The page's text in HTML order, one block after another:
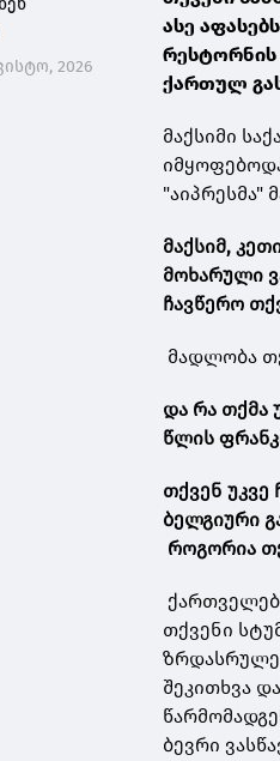
2026
ასე
რესტორნის
ქართულ
მაქსიმი
"აიპრესმა"
მაქსიმ,
მოხარული
ჩავწერო
მადლობა
და რა თქმა
წლის
თქვენ
ბელგიური
როგორია
თქვენი
შეკითხვა
ბევრი